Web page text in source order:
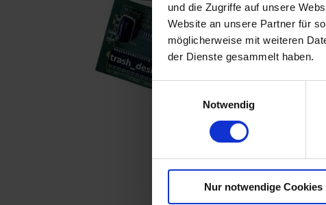
und die Zugriffe auf unsere
Website an unsere Partner für
möglicherweise mit weiteren
der Dienste gesammelt haben.
Einwilligungsauswahl
Notwendig
Nur notwendige Cookies